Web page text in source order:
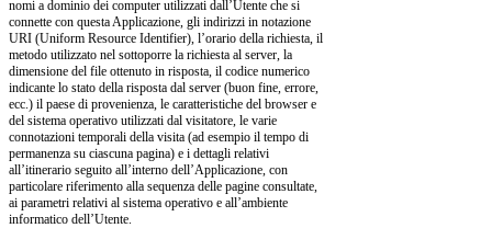
nomi a dominio dei computer utilizzati dall’Utente che si
connette con questa Applicazione, gli indirizzi in notazione
URI (Uniform Resource Identifier), l’orario della richiesta, il
metodo utilizzato nel sottoporre la richiesta al server, la
dimensione del file ottenuto in risposta, il codice numerico
indicante lo stato della risposta dal server (buon fine, errore,
ecc.) il paese di provenienza, le caratteristiche del browser e
del sistema operativo utilizzati dal visitatore, le varie
connotazioni temporali della visita (ad esempio il tempo di
permanenza su ciascuna pagina) e i dettagli relativi
all’itinerario seguito all’interno dell’Applicazione, con
particolare riferimento alla sequenza delle pagine consultate,
ai parametri relativi al sistema operativo e all’ambiente
informatico dell’Utente.